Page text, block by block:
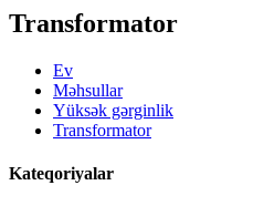
Transformator
Ev
Məhsullar
Yüksək gərginlik
Transformator
Kateqoriyalar